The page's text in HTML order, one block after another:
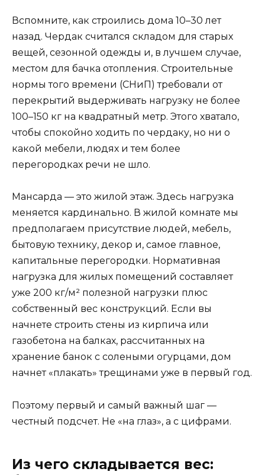
Вспомните, как строились дома 10–30 лет
назад. Чердак считался складом для старых
вещей, сезонной одежды и, в лучшем случае,
местом для бачка отопления. Строительные
нормы того времени (СНиП) требовали от
перекрытий выдерживать нагрузку не более
100–150 кг на квадратный метр. Этого хватало,
чтобы спокойно ходить по чердаку, но ни о
какой мебели, людях и тем более
перегородках речи не шло.
Мансарда — это жилой этаж. Здесь нагрузка
меняется кардинально. В жилой комнате мы
предполагаем присутствие людей, мебель,
бытовую технику, декор и, самое главное,
капитальные перегородки. Нормативная
нагрузка для жилых помещений составляет
уже 200 кг/м² полезной нагрузки плюс
собственный вес конструкций. Если вы
начнете строить стены из кирпича или
газобетона на балках, рассчитанных на
хранение банок с солеными огурцами, дом
начнет «плакать» трещинами уже в первый год.
Поэтому первый и самый важный шаг —
честный подсчет. Не «на глаз», а с цифрами.
Из чего складывается вес: